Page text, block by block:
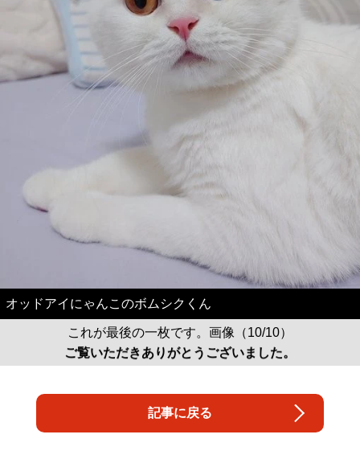
オッドアイにゃんこのボムシクくん
これが最後の一枚です。画像（10/10）
ご覧いただきありがとうございました。
記事に戻る